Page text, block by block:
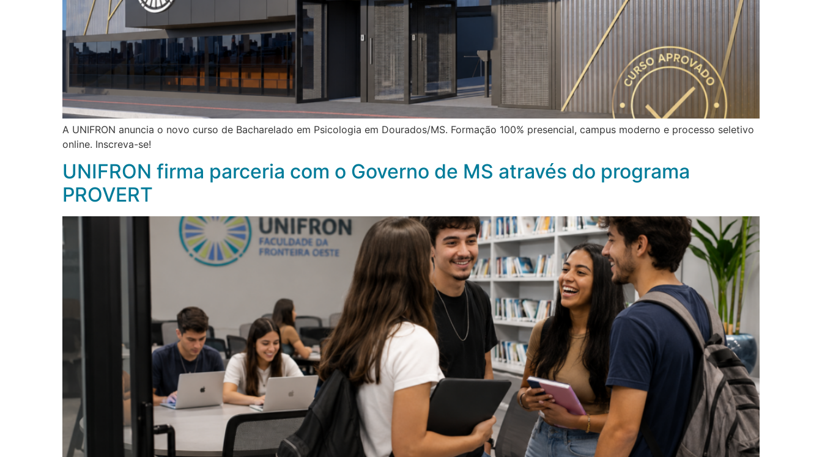
A UNIFRON anuncia o novo curso de Bacharelado em Psicologia em Dourados/MS. Formação 100% presencial, campus moderno e processo seletivo
online. Inscreva-se!
UNIFRON firma parceria com o Governo de MS através do programa
PROVERT